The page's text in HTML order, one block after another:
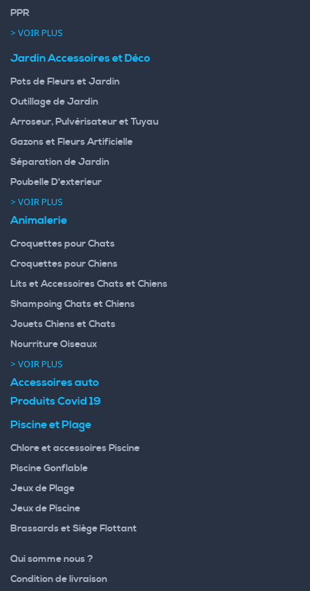
PPR
> VOIR PLUS
Jardin Accessoires et Déco
Pots de Fleurs et Jardin
Outillage de Jardin
Arroseur, Pulvérisateur et Tuyau
Gazons et Fleurs Artificielle
Séparation de Jardin
Poubelle D'exterieur
> VOIR PLUS
Animalerie
Croquettes pour Chats
Croquettes pour Chiens
Lits et Accessoires Chats et Chiens
Shampoing Chats et Chiens
Jouets Chiens et Chats
Nourriture Oiseaux
> VOIR PLUS
Accessoires auto
Produits Covid 19
Piscine et Plage
Chlore et accessoires Piscine
Piscine Gonflable
Jeux de Plage
Jeux de Piscine
Brassards et Siège Flottant
Qui somme nous ?
Condition de livraison